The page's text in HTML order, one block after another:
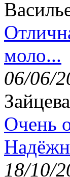
моло...
06/06/
Зайцева
Очень
18/10/